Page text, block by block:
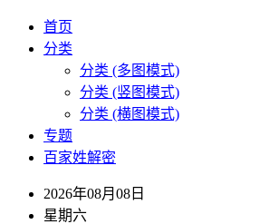
首页
分类
分类 (多图模式)
分类 (竖图模式)
分类 (横图模式)
专题
百家姓解密
2026年08月08日
星期六